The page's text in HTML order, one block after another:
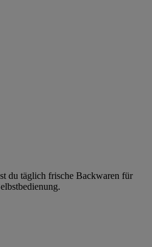
du täglich frische Backwaren für